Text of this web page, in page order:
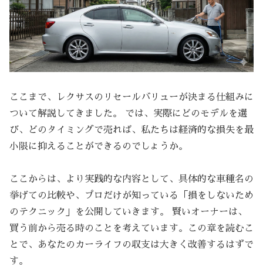
ここまで、レクサスのリセールバリューが決まる仕組みに
ついて解説してきました。 では、実際にどのモデルを選
び、どのタイミングで売れば、私たちは経済的な損失を最
小限に抑えることができるのでしょうか。
ここからは、より実践的な内容として、具体的な車種名の
挙げての比較や、プロだけが知っている「損をしないため
のテクニック」を公開していきます。 賢いオーナーは、
買う前から売る時のことを考えています。この章を読むこ
とで、あなたのカーライフの収支は大きく改善するはずで
す。